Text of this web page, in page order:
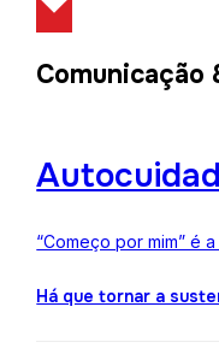
Comunicação
“Começo por mim” é
Há que tornar a